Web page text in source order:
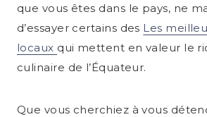
que vous êtes dans le pays, ne
d’essayer certains des Les
locaux qui mettent en valeur le
culinaire de l’Équateur.
Que vous cherchiez à vous